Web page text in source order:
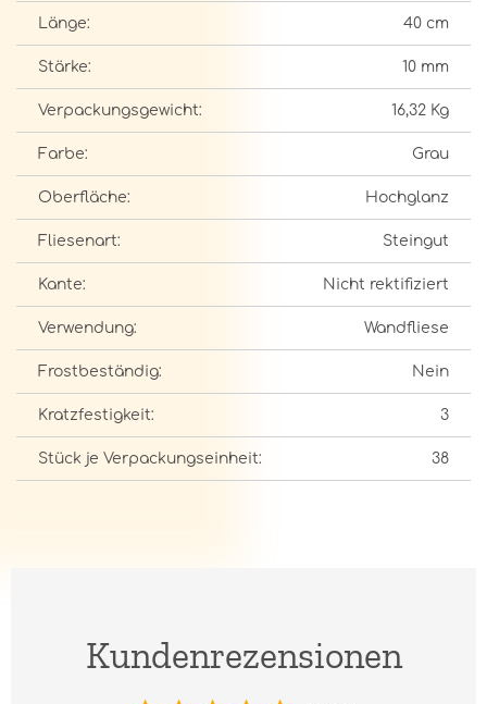
Länge: 40 cm
Stärke: 10 mm
Verpackungsgewicht: 16,32 Kg
Farbe: Grau
Oberfläche: Hochglanz
Fliesenart: Steingut
Kante: Nicht rektifiziert
Verwendung: Wandfliese
Frostbeständig: Nein
Kratzfestigkeit: 3
Stück je Verpackungseinheit: 38
Kundenrezensionen